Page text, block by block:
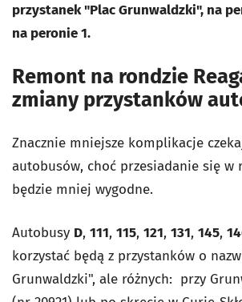
przystanek "Plac Grunwaldzki", na
na peronie 1.
Remont na rondzie
zmiany przystanków
Znacznie mniejsze komplikacje
autobusów, choć przesiadanie się w
będzie mniej wygodne.
Autobusy D, 111, 115, 121, 131, 145,
korzystać będą z przystanków o
Grunwaldzki", ale różnych: przy